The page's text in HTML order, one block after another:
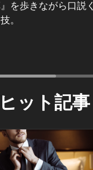
を歩きながら口説く
。
ット記事